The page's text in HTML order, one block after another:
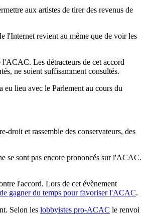
aux artistes de tirer des revenus de
l'Internet revient au même que de voir les
Les détracteurs de cet accord
ne soient suffisamment consultés.
lieu avec le Parlement au cours du
droit et rassemble des conservateurs, des
se sont pas encore prononcés sur l'ACAC.
l'accord. Lors de cet évènement
gagner du temps pour favoriser l'ACAC.
Selon les lobbyistes pro-ACAC le renvoi